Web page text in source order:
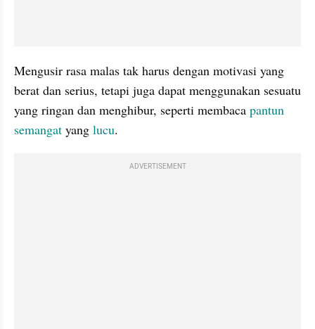
Mengusir rasa malas tak harus dengan motivasi yang
berat dan serius, tetapi juga dapat menggunakan sesuatu
yang ringan dan menghibur, seperti membaca pantun
semangat yang lucu.
ADVERTISEMENT